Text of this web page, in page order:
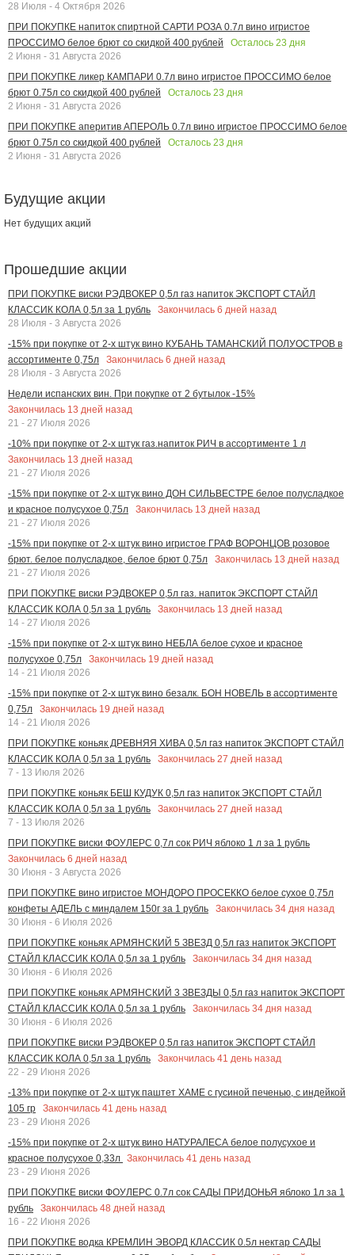
28 Июля - 4 Октября 2026
ПРИ ПОКУПКЕ напиток спиртной САРТИ РОЗА 0.7л вино игристое
ПРОССИМО белое брют со скидкой 400 рублей
Осталось 23 дня
2 Июня - 31 Августа 2026
ПРИ ПОКУПКЕ ликер КАМПАРИ 0.7л вино игристое ПРОССИМО белое
брют 0.75л со скидкой 400 рублей
Осталось 23 дня
2 Июня - 31 Августа 2026
ПРИ ПОКУПКЕ аперитив АПЕРОЛЬ 0.7л вино игристое ПРОССИМО белое
брют 0.75л со скидкой 400 рублей
Осталось 23 дня
2 Июня - 31 Августа 2026
Будущие акции
Нет будущих акций
Прошедшие акции
ПРИ ПОКУПКЕ виски РЭДВОКЕР 0,5л газ напиток ЭКСПОРТ СТАЙЛ
КЛАССИК КОЛА 0,5л за 1 рубль
Закончилась 6 дней назад
28 Июля - 3 Августа 2026
-15% при покупке от 2-х штук вино КУБАНЬ ТАМАНСКИЙ ПОЛУОСТРОВ в
ассортименте 0,75л
Закончилась 6 дней назад
28 Июля - 3 Августа 2026
Недели испанских вин. При покупке от 2 бутылок -15%
Закончилась 13 дней назад
21 - 27 Июля 2026
-10% при покупке от 2-х штук газ.напиток РИЧ в ассортименте 1 л
Закончилась 13 дней назад
21 - 27 Июля 2026
-15% при покупке от 2-х штук вино ДОН СИЛЬВЕСТРЕ белое полусладкое
и красное полусухое 0,75л
Закончилась 13 дней назад
21 - 27 Июля 2026
-15% при покупке от 2-х штук вино игристое ГРАФ ВОРОНЦОВ розовое
брют. белое полусладкое, белое брют 0,75л
Закончилась 13 дней назад
21 - 27 Июля 2026
ПРИ ПОКУПКЕ виски РЭДВОКЕР 0,5л газ. напиток ЭКСПОРТ СТАЙЛ
КЛАССИК КОЛА 0,5л за 1 рубль
Закончилась 13 дней назад
14 - 27 Июля 2026
-15% при покупке от 2-х штук вино НЕБЛА белое сухое и красное
полусухое 0,75л
Закончилась 19 дней назад
14 - 21 Июля 2026
-15% при покупке от 2-х штук вино безалк. БОН НОВЕЛЬ в ассортименте
0,75л
Закончилась 19 дней назад
14 - 21 Июля 2026
ПРИ ПОКУПКЕ коньяк ДРЕВНЯЯ ХИВА 0,5л газ напиток ЭКСПОРТ СТАЙЛ
КЛАССИК КОЛА 0,5л за 1 рубль
Закончилась 27 дней назад
7 - 13 Июля 2026
ПРИ ПОКУПКЕ коньяк БЕШ КУДУК 0,5л газ напиток ЭКСПОРТ СТАЙЛ
КЛАССИК КОЛА 0,5л за 1 рубль
Закончилась 27 дней назад
7 - 13 Июля 2026
ПРИ ПОКУПКЕ виски ФОУЛЕРС 0,7л сок РИЧ яблоко 1 л за 1 рубль
Закончилась 6 дней назад
30 Июня - 3 Августа 2026
ПРИ ПОКУПКЕ вино игристое МОНДОРО ПРОСЕККО белое сухое 0,75л
конфеты АДЕЛЬ с миндалем 150г за 1 рубль
Закончилась 34 дня назад
30 Июня - 6 Июля 2026
ПРИ ПОКУПКЕ коньяк АРМЯНСКИЙ 5 ЗВЕЗД 0,5л газ напиток ЭКСПОРТ
СТАЙЛ КЛАССИК КОЛА 0,5л за 1 рубль
Закончилась 34 дня назад
30 Июня - 6 Июля 2026
ПРИ ПОКУПКЕ коньяк АРМЯНСКИЙ 3 ЗВЕЗДЫ 0,5л газ напиток ЭКСПОРТ
СТАЙЛ КЛАССИК КОЛА 0,5л за 1 рубль
Закончилась 34 дня назад
30 Июня - 6 Июля 2026
ПРИ ПОКУПКЕ виски РЭДВОКЕР 0,5л газ напиток ЭКСПОРТ СТАЙЛ
КЛАССИК КОЛА 0,5л за 1 рубль
Закончилась 41 день назад
22 - 29 Июня 2026
-13% при покупке от 2-х штук паштет ХАМЕ с гусиной печенью, с индейкой
105 гр
Закончилась 41 день назад
23 - 29 Июня 2026
-15% при покупке от 2-х штук вино НАТУРАЛЕСА белое полусухое и
красное полусухое 0,33л Закончилась 41 день назад
23 - 29 Июня 2026
ПРИ ПОКУПКЕ виски ФОУЛЕРС 0.7л сок САДЫ ПРИДОНЬЯ яблоко 1л за 1
рубль
Закончилась 48 дней назад
16 - 22 Июня 2026
ПРИ ПОКУПКЕ водка КРЕМЛИН ЭВОРД КЛАССИК 0.5л нектар САДЫ